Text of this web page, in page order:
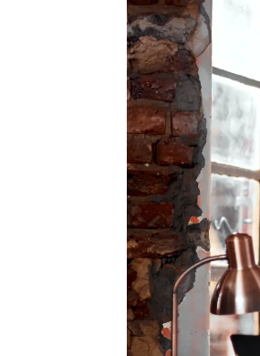
Om oss
Parats flaggsak 2026
This is Parat
Parats politikk
Parats årsberetning
Menneskene i Parat
YS Pensjon
Kontakt oss
Ledige stillinger i Parat
Parat og bærekraftig
Personvernerklæring
Oversikt over alle